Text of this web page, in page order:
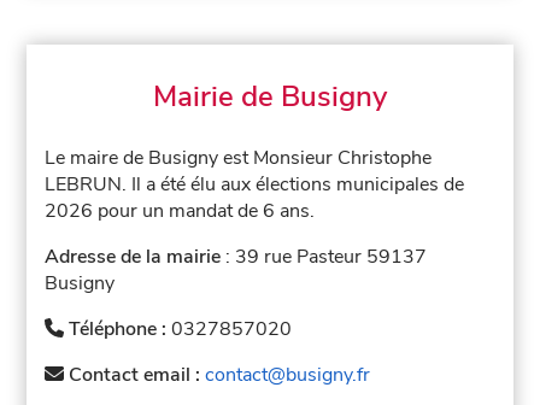
Mairie de Busigny
Le maire de Busigny est Monsieur Christophe
LEBRUN. Il a été élu aux élections municipales de
2026 pour un mandat de 6 ans.
Adresse de la mairie : 39 rue Pasteur 59137
Busigny
Téléphone :0327857020
Contact email :contact@busigny.fr